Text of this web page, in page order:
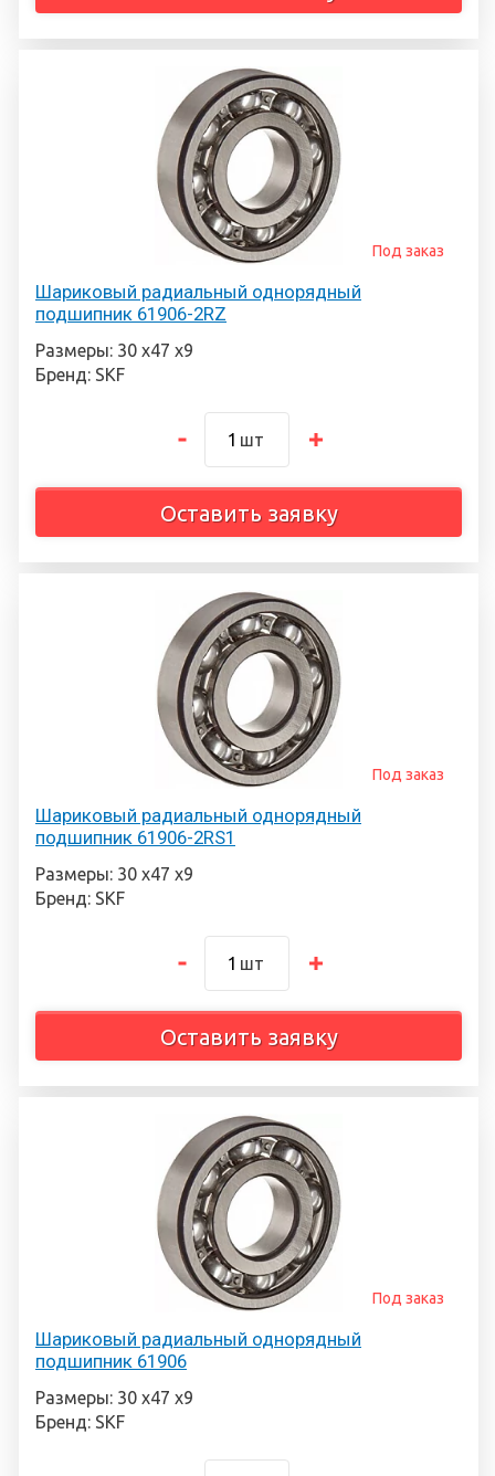
Шариковый радиальный однорядный
подшипник 61906-2RZ
Под заказ
Размеры: 30 х47 х9
Бренд: SKF
шт
Оставить заявку
Шариковый радиальный однорядный
подшипник 61906-2RS1
Под заказ
Размеры: 30 х47 х9
Бренд: SKF
шт
Оставить заявку
Шариковый радиальный однорядный
подшипник 61906
Под заказ
Размеры: 30 х47 х9
Бренд: SKF